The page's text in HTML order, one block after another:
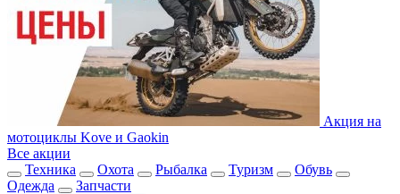
Акция на
мотоциклы Kove и Gaokin
Все акции
Техника
Охота Рыбалка Туризм
Обувь
Одежда
Запчасти